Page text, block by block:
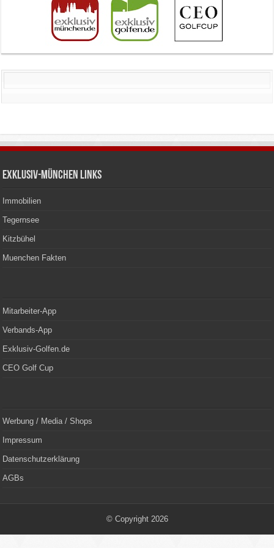
Exklusiv-München Links
Immobilien
Tegernsee
Kitzbühel
Muenchen Fakten
Mitarbeiter-App
Verbands-App
Exklusiv-Golfen.de
CEO Golf Cup
Werbung / Media / Shops
Impressum
Datenschutzerklärung
AGBs
© Copyright 2026